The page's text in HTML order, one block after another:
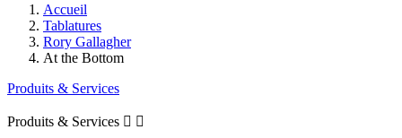
Accueil
Tablatures
Rory Gallagher
At the Bottom
Produits & Services
Produits & Services  